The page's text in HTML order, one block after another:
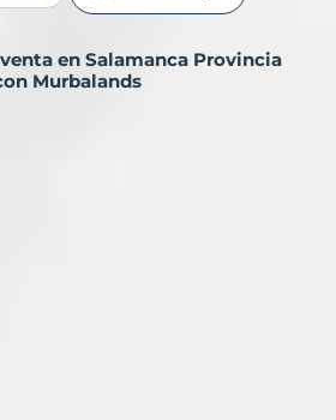
venta en Salamanca Provincia
Murbalands